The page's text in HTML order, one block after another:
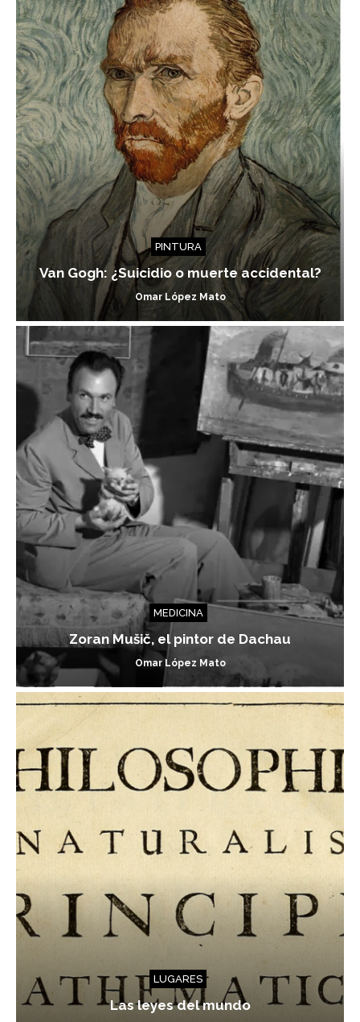
PINTURA
Van Gogh: ¿Suicidio o muerte accidental?
Omar López Mato
MEDICINA
Zoran Mušič, el pintor de Dachau
Omar López Mato
LUGARES
Las leyes del mundo